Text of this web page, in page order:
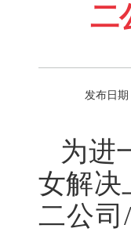
二
发布日期
为进
女解决
二公司